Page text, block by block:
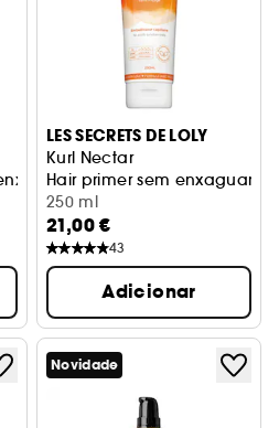
para penteados
LES SECRETS DE LOLY
Kurl Nectar
Hair primer sem
250 ml
21,00 €
43
Adicionar
Novidade